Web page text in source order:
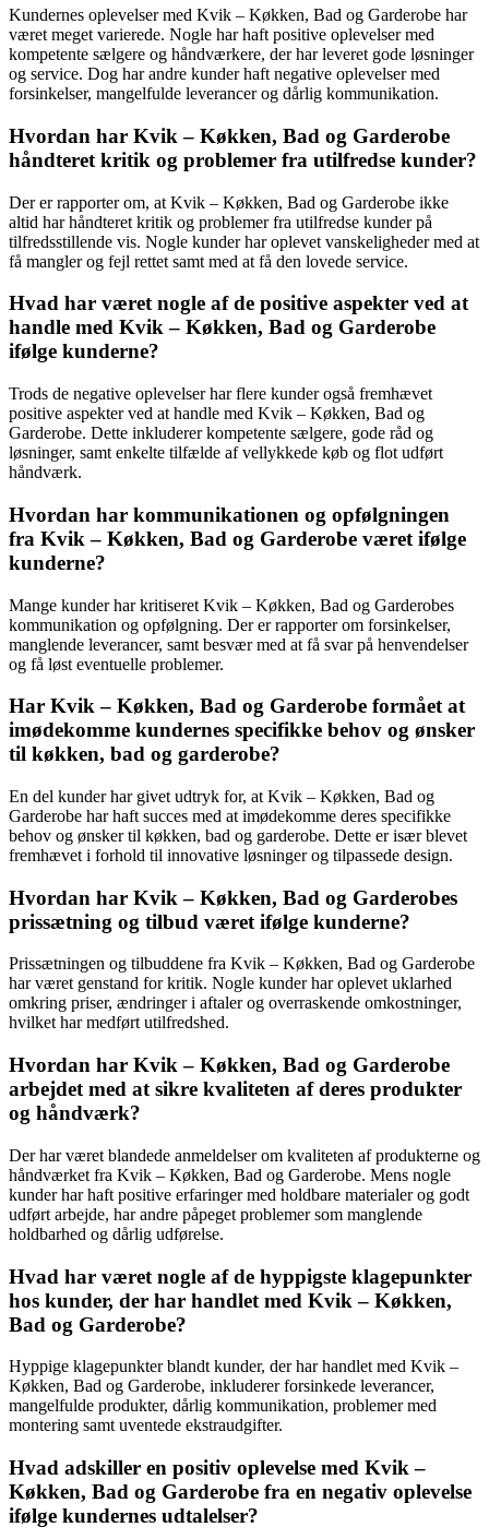
Kundernes oplevelser med Kvik – Køkken, Bad og Garderobe har
været meget varierede. Nogle har haft positive oplevelser med
kompetente sælgere og håndværkere, der har leveret gode løsninger
og service. Dog har andre kunder haft negative oplevelser med
forsinkelser, mangelfulde leverancer og dårlig kommunikation.
Hvordan har Kvik – Køkken, Bad og Garderobe
håndteret kritik og problemer fra utilfredse kunder?
Der er rapporter om, at Kvik – Køkken, Bad og Garderobe ikke
altid har håndteret kritik og problemer fra utilfredse kunder på
tilfredsstillende vis. Nogle kunder har oplevet vanskeligheder med at
få mangler og fejl rettet samt med at få den lovede service.
Hvad har været nogle af de positive aspekter ved at
handle med Kvik – Køkken, Bad og Garderobe
ifølge kunderne?
Trods de negative oplevelser har flere kunder også fremhævet
positive aspekter ved at handle med Kvik – Køkken, Bad og
Garderobe. Dette inkluderer kompetente sælgere, gode råd og
løsninger, samt enkelte tilfælde af vellykkede køb og flot udført
håndværk.
Hvordan har kommunikationen og opfølgningen
fra Kvik – Køkken, Bad og Garderobe været ifølge
kunderne?
Mange kunder har kritiseret Kvik – Køkken, Bad og Garderobes
kommunikation og opfølgning. Der er rapporter om forsinkelser,
manglende leverancer, samt besvær med at få svar på henvendelser
og få løst eventuelle problemer.
Har Kvik – Køkken, Bad og Garderobe formået at
imødekomme kundernes specifikke behov og ønsker
til køkken, bad og garderobe?
En del kunder har givet udtryk for, at Kvik – Køkken, Bad og
Garderobe har haft succes med at imødekomme deres specifikke
behov og ønsker til køkken, bad og garderobe. Dette er især blevet
fremhævet i forhold til innovative løsninger og tilpassede design.
Hvordan har Kvik – Køkken, Bad og Garderobes
prissætning og tilbud været ifølge kunderne?
Prissætningen og tilbuddene fra Kvik – Køkken, Bad og Garderobe
har været genstand for kritik. Nogle kunder har oplevet uklarhed
omkring priser, ændringer i aftaler og overraskende omkostninger,
hvilket har medført utilfredshed.
Hvordan har Kvik – Køkken, Bad og Garderobe
arbejdet med at sikre kvaliteten af deres produkter
og håndværk?
Der har været blandede anmeldelser om kvaliteten af produkterne og
håndværket fra Kvik – Køkken, Bad og Garderobe. Mens nogle
kunder har haft positive erfaringer med holdbare materialer og godt
udført arbejde, har andre påpeget problemer som manglende
holdbarhed og dårlig udførelse.
Hvad har været nogle af de hyppigste klagepunkter
hos kunder, der har handlet med Kvik – Køkken,
Bad og Garderobe?
Hyppige klagepunkter blandt kunder, der har handlet med Kvik –
Køkken, Bad og Garderobe, inkluderer forsinkede leverancer,
mangelfulde produkter, dårlig kommunikation, problemer med
montering samt uventede ekstraudgifter.
Hvad adskiller en positiv oplevelse med Kvik –
Køkken, Bad og Garderobe fra en negativ oplevelse
ifølge kundernes udtalelser?